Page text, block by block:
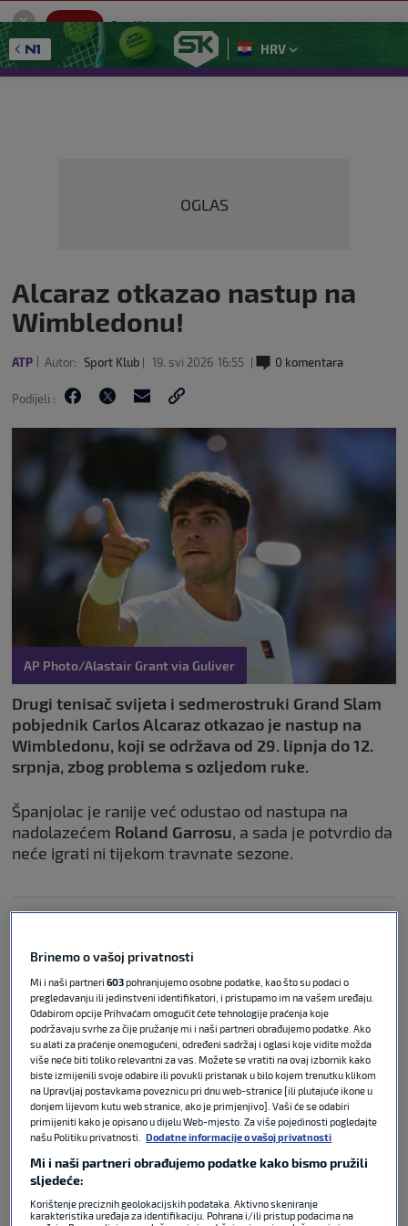
SportKlub
Sport portal
GET - On the Google Play
HRV
OGLAS
Alcaraz otkazao nastup na
Wimbledonu!
ATP Autor: Sport Klub 19. svi 2026 16:55 0 komentara
Podijeli :
AP Photo/Alastair Grant via Guliver
Drugi tenisač svijeta i sedmerostruki Grand Slam
pobjednik Carlos Alcaraz otkazao je nastup na
Wimbledonu, koji se održava od 29. lipnja do 12.
srpnja, zbog problema s ozljedom ruke.
Španjolac je ranije već odustao od nastupa na
nadolazećem Roland Garrosu, a sada je potvrdio da
neće igrati ni tijekom travnate sezone.
velikog rezultata, a Sinner je kao
ATP 19. svi 2026 0
VIDEO / Sinner pokorio Rim i ušao
u povijest
MASTERS 1000 17. svi 2026 1
Alcarazje vijest objavio putem društvenih mreža te
Brinemo o vašoj privatnosti
Mi i naši partneri603pohranjujemo osobne podatke, kao što su podaci o
pregledavanju ili jedinstveni identifikatori, i pristupamo im na vašem uređaju.
Odabirom opcije Prihvaćam omogućit ćete tehnologije praćenja koje
podržavaju svrhe za čije pružanje mi i naši partneri obrađujemo podatke. Ako
su alati za praćenje onemogućeni, određeni sadržaj i oglasi koje vidite možda
više neće biti toliko relevantni za vas. Možete se vratiti na ovaj izbornik kako
biste izmijenili svoje odabire ili povukli pristanak u bilo kojem trenutku klikom
na Upravljaj postavkama poveznicu pri dnu web-stranice [ili plutajuće ikone u
donjem lijevom kutu web stranice, ako je primjenjivo]. Vaši će se odabiri
primijeniti kako je opisano u dijelu Web-mjesto. Za više pojedinosti pogledajte
našu Politiku privatnosti.
Dodatne informacije o vašoj privatnosti
Mi i naši partneri obrađujemo podatke kako bismo pružili
sljedeće:
Korištenje preciznih geolokacijskih podataka. Aktivno skeniranje
karakteristika uređaja za identifikaciju. Pohrana i/ili pristup podacima na